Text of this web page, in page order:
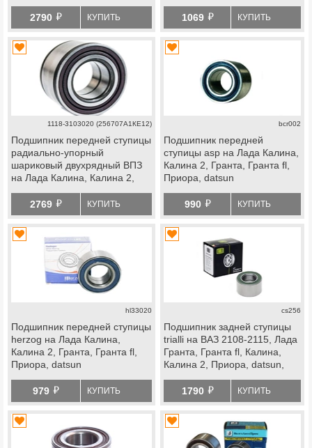
Лада Ока
2790 й КУПИТЬ 1069 й КУПИТЬ
1118-3103020 (256707А1КЕ12)
Подшипник передней ступицы
радиально-упорный
шариковый двухрядный ВПЗ
на Лада Калина, Калина 2,
datsun2769 й КУПИТЬ
bcr002
Подшипник передней
ступицы asp на Лада Калина,
Калина 2, Гранта, Гранта fl,
Приора, datsun
990 й КУПИТЬ
hl33020
Подшипник передней ступицы
herzog на Лада Калина,
Калина 2, Гранта, Гранта fl,
Приора, datsun
979 й КУПИТЬ
cs256
Подшипник задней ступицы
trialli на ВАЗ 2108-2115, Лада
Гранта, Гранта fl, Калина,
Калина 2, Приора, datsun,
1790 й КУПИТЬ